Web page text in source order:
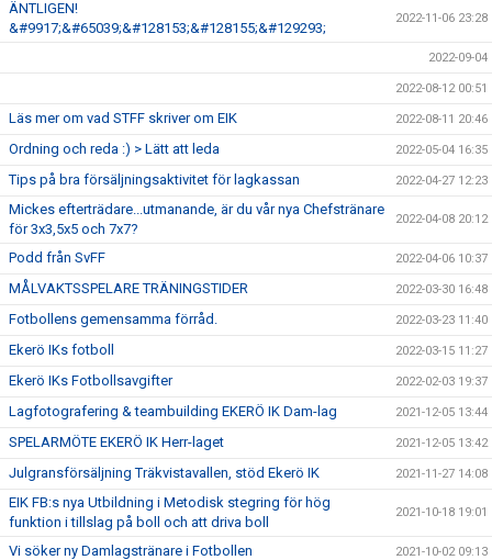
ÄNTLIGEN!
&#9917;&#65039;&#128153;&#128155;&#129293;
2022-11-06 23:28
2022-09-04
2022-08-12 00:51
Läs mer om vad STFF skriver om EIK 2022-08-11 20:46
Ordning och reda :) > Lätt att leda 2022-05-04 16:35
Tips på bra försäljningsaktivitet för lagkassan 2022-04-27 12:23
Mickes efterträdare...utmanande, är du vår nya Chefstränare
för 3x3,5x5 och 7x7?
2022-04-08 20:12
Podd från SvFF 2022-04-06 10:37
MÅLVAKTSSPELARE TRÄNINGSTIDER 2022-03-30 16:48
Fotbollens gemensamma förråd. 2022-03-23 11:40
Ekerö IKs fotboll 2022-03-15 11:27
Ekerö IKs Fotbollsavgifter 2022-02-03 19:37
Lagfotografering & teambuilding EKERÖ IK Dam-lag 2021-12-05 13:44
SPELARMÖTE EKERÖ IK Herr-laget 2021-12-05 13:42
Julgransförsäljning Träkvistavallen, stöd Ekerö IK 2021-11-27 14:08
EIK FB:s nya Utbildning i Metodisk stegring för hög
funktion i tillslag på boll och att driva boll
2021-10-18 19:01
Vi söker ny Damlagstränare i Fotbollen 2021-10-02 09:13